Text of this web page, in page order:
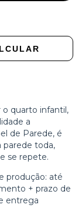
o quarto infantil,
a
de Parede, é
parede toda,
se repete.
produção: até
+ prazo de
entrega